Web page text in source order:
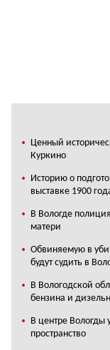
Ценный
Куркино
Историю о
выставке 1900
В Вологде
матери
Обвиняемую в
будут судить в
В Вологодской
бензина и
В центре Вологды
пространство